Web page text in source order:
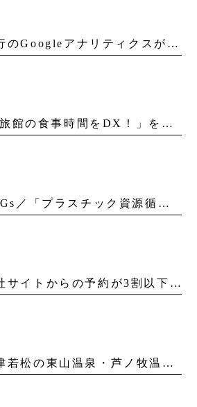
【リゾLAB】現行のGoogleアナリティクスが、来年7月にて計測終了。 新たに発表された分析ツールへの移行が急務です！
Showcase「繫盛旅館の食事時間をDX！」を更新しました。
【リゾLAB】SDGs／「プラスチック資源循環法」対策に！脱ペットボトル
【リゾLAB】自社サイトからの予約が3割以下は赤信号。貴館の現状にマッチした処方とは？
【リゾLAB】会津若松の東山温泉・芦ノ牧温泉が、次代のにぎわい創造に向けて「温泉地域景観創造ビジョン」を策定